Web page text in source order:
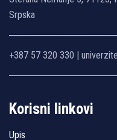
Srpska
+387 57 320 330 |
Korisni linkovi
Upis